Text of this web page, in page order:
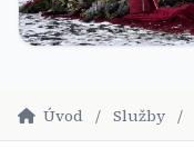
Úvod / Služby /